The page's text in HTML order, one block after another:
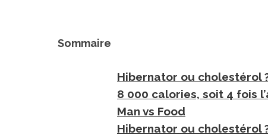
Sommaire
Hibernator ou cholestérol
8 000 calories, soit 4 fois
Man vs Food
Hibernator ou cholestérol